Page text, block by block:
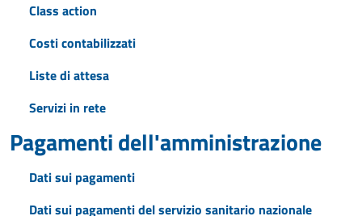
Class action
Costi contabilizzati
Liste di attesa
Servizi in rete
Pagamenti dell'amministrazione
Dati sui pagamenti
Dati sui pagamenti del servizio sanitario nazionale